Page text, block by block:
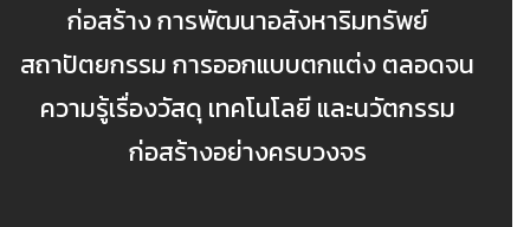
ก่อสร้าง การพัฒนาอสังหาริมทรัพย์
สถาปัตยกรรม การออกแบบตกแต่ง ตลอดจน
ความรู้เรื่องวัสดุ เทคโนโลยี และนวัตกรรม
ก่อสร้างอย่างครบวงจร